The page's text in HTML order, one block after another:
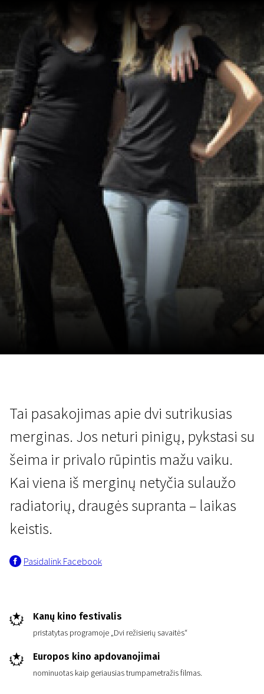
Trumpametražių filmų programa „Europos kino akademijos nominantai ir laureatai
Rytoj bus gerai
16 min. | Drama | N/A
Tai pasakojimas apie dvi sutrikusias
merginas. Jos neturi pinigų, pykstasi su
šeima ir privalo rūpintis mažu vaiku.
Kai viena iš merginų netyčia sulaužo
radiatorių, draugės supranta – laikas
keistis.
Pasidalink Facebook
Kanų kino festivalis
pristatytas programoje „Dvi režisierių savaitės“
Europos kino apdovanojimai
nominuotas kaip geriausias trumpametražis filmas.